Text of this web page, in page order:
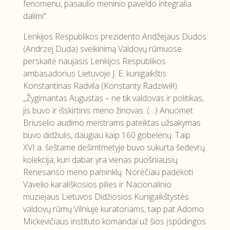
fenomenu, pasaulio meninio paveldo integralia
dalimi“.
Lenkijos Respublikos prezidento Andžejaus Dudos
(Andrzej Duda) sveikinimą Valdovų rūmuose
perskaitė naujasis Lenkijos Respublikos
ambasadorius Lietuvoje J. E. kunigaikštis
Konstantinas Radvila (Konstanty Radziwiłł):
„Žygimantas Augustas – ne tik valdovas ir politikas,
jis buvo ir išskirtinis meno žinovas. (…) Anuomet
Briuselio audimo meistrams pateiktas užsakymas
buvo didžiulis, daugiau kaip 160 gobelenų. Taip
XVI a. šeštame dešimtmetyje buvo sukurta šedevrų
kolekcija, kuri dabar yra vienas puošniausių
Renesanso meno paminklų. Norėčiau padėkoti
Vavelio karališkosios pilies ir Nacionalinio
muziejaus Lietuvos Didžiosios Kunigaikštystės
valdovų rūmų Vilniuje kuratoriams, taip pat Adomo
Mickevičiaus instituto komandai už šios įspūdingos